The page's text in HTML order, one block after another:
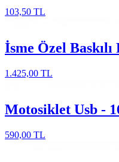
103,50 TL
İsme Özel
1.425,00 TL
Motosiklet Usb -
590,00 TL